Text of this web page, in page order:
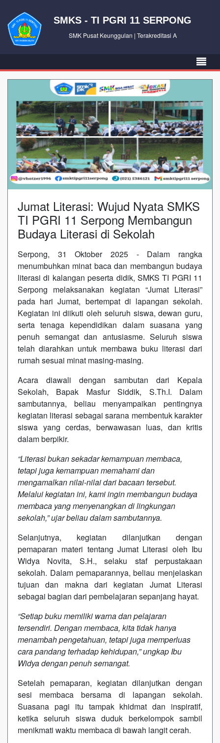
SMKS - TI PGRI 11 SERPONG
SMK Pusat Keunggulan | Terakreditasi A
Jumat Literasi: Wujud Nyata SMKS
TI PGRI 11 Serpong Membangun
Budaya Literasi di Sekolah
Serpong, 31 Oktober 2025 - Dalam rangka
menumbuhkan minat baca dan membangun budaya
literasi di kalangan peserta didik, SMKS TI PGRI 11
Serpong melaksanakan kegiatan “Jumat Literasi”
pada hari Jumat, bertempat di lapangan sekolah.
Kegiatan ini diikuti oleh seluruh siswa, dewan guru,
serta tenaga kependidikan dalam suasana yang
penuh semangat dan antusiasme. Seluruh siswa
telah diarahkan untuk membawa buku literasi dari
rumah sesuai minat masing-masing.
Acara diawali dengan sambutan dari Kepala
Sekolah, Bapak Masfur Siddik, S.Th.I. Dalam
sambutannya, beliau menyampaikan pentingnya
kegiatan literasi sebagai sarana membentuk karakter
siswa yang cerdas, berwawasan luas, dan kritis
dalam berpikir.
“Literasi bukan sekadar kemampuan membaca,
tetapi juga kemampuan memahami dan
mengamalkan nilai-nilai dari bacaan tersebut.
Melalui kegiatan ini, kami ingin membangun budaya
membaca yang menyenangkan di lingkungan
sekolah,” ujar beliau dalam sambutannya.
Selanjutnya, kegiatan dilanjutkan dengan
pemaparan materi tentang Jumat Literasi oleh Ibu
Widya Novita, S.H., selaku staf perpustakaan
sekolah. Dalam pemaparannya, beliau menjelaskan
tujuan dan makna dari kegiatan Jumat Literasi
sebagai bagian dari pembelajaran sepanjang hayat.
“Setiap buku memiliki warna dan pelajaran
tersendiri. Dengan membaca, kita tidak hanya
menambah pengetahuan, tetapi juga memperluas
cara pandang terhadap kehidupan,” ungkap Ibu
Widya dengan penuh semangat.
Setelah pemaparan, kegiatan dilanjutkan dengan
sesi membaca bersama di lapangan sekolah.
Suasana pagi itu tampak khidmat dan inspiratif,
ketika seluruh siswa duduk berkelompok sambil
menikmati waktu membaca di bawah langit cerah.